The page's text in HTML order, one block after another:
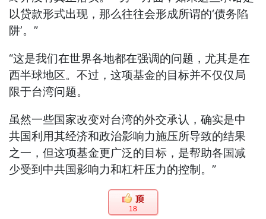
以贷款形式出现，那么往往会形成所谓的‘债务陷
阱’。”
“这是我们在世界各地都在强调的问题，尤其是在
西半球地区。不过，这项基金的目标并不仅仅局
限于台湾问题。
虽然一些国家改变对台湾的外交承认，确实是中
共国利用其经济和政治影响力施压所导致的结果
之一，但这项基金更广泛的目标，是帮助各国减
少受到中共国影响力和杠杆压力的控制。”
18